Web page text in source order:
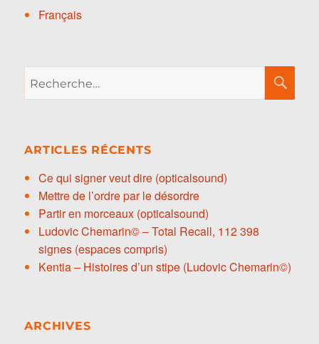
Français
pour :
ARTICLES RÉCENTS
Ce qui signer veut dire (opticalsound)
Mettre de l’ordre par le désordre
Partir en morceaux (opticalsound)
Ludovic Chemarin© – Total Recall, 112 398
signes (espaces compris)
Kentia – Histoires d’un stipe (Ludovic Chemarin©)
ARCHIVES